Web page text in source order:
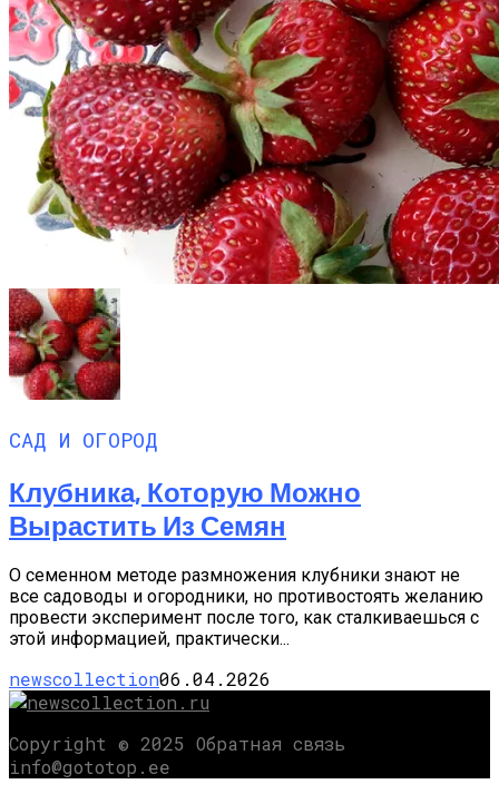
САД И ОГОРОД
Клубника, Которую Можно
Вырастить Из Семян
О семенном методе размножения клубники знают не
все садоводы и огородники, но противостоять желанию
провести эксперимент после того, как сталкиваешься с
этой информацией, практически...
newscollection06.04.2026
Copyright © 2025 Обратная связь
info@gototop.ee